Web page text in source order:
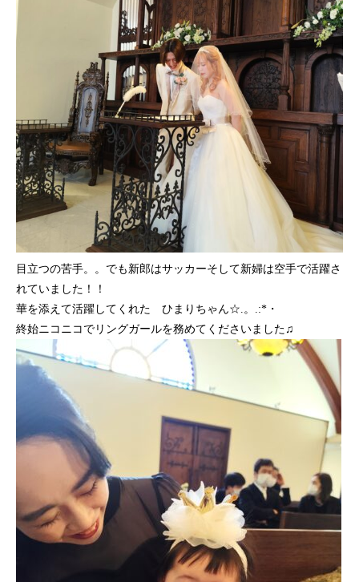
目立つの苦手。。でも新郎はサッカーそして新婦は空手で活躍さ
れていました！！
華を添えて活躍してくれた ひまりちゃん☆.。.:*・
終始ニコニコでリングガールを務めてくださいました♫